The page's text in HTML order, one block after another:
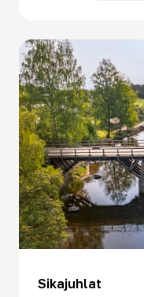
Sikajuhlat